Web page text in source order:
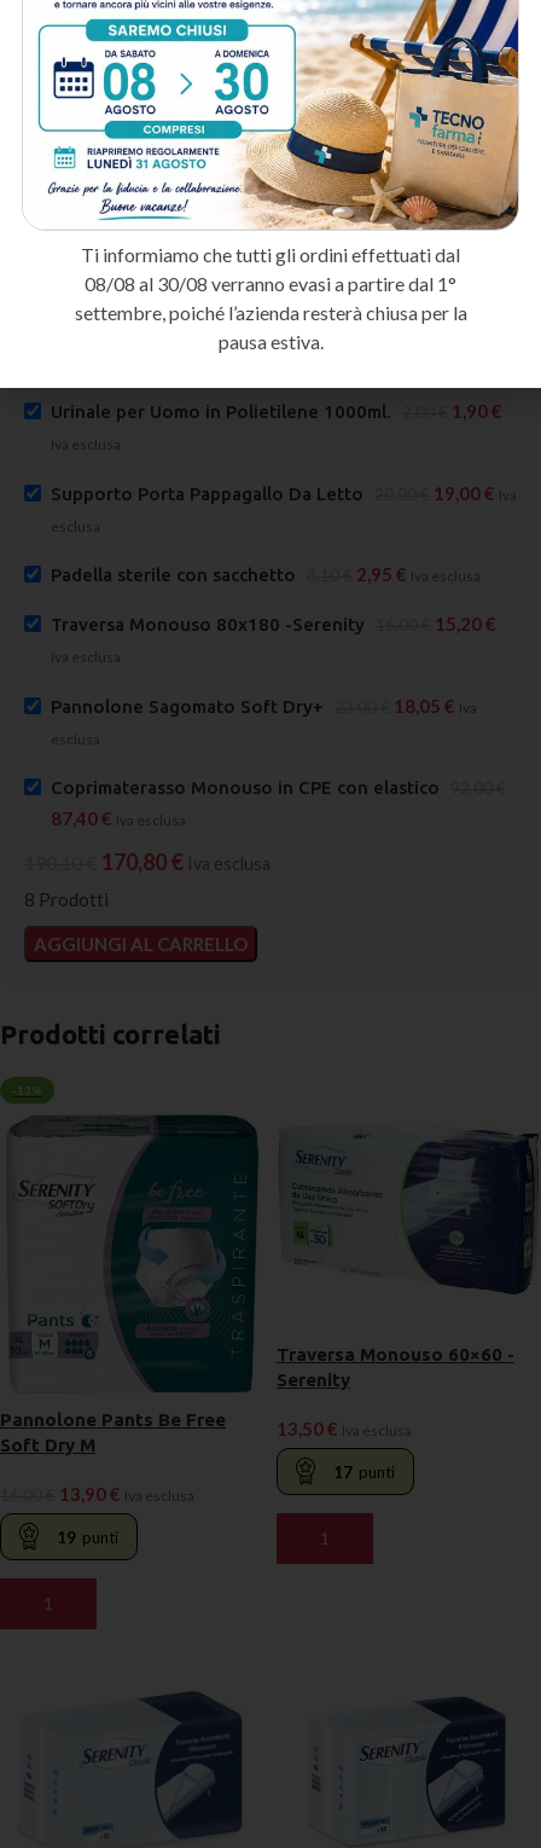
punti 19 punti
Pannolone a Mutandina Slip Pull Up XL 20,00€ 13,00
Iva esclusa
Traversa Monouso 60x90 -Serenity 13,30
Urinale per Uomo in Polietilene 1000ml. 1,90€
Iva esclusa
Supporto Porta Pappagallo Da Letto 19,00€ Iva
esclusa
Padella sterile con sacchetto 2,95 € Iva esclusa
Traversa Monouso 80x180 -Serenity 15,20€
Iva esclusa
Pannolone Sagomato Soft Dry+ 18,05 € Iva
esclusa
Coprimaterasso Monouso in CPE con elastico
87,40€ Iva esclusa
170,80€ Iva esclusa
8 Prodotti
AGGIUNGI AL CARRELLO
Prodotti correlati
-13%
Pannolone Pants Be Free
Soft Dry M
13,90€ Iva esclusa
19 punti
AGGIUNGI AL CARRELLO
Traversa Monouso 60×60 -
Serenity
13,50€ Iva esclusa
17 punti
AGGIUNGI AL CARRELLO
Ti informiamo che tutti gli ordini effettuati dal
08/08 al 30/08 verranno evasi a partire dal 1°
settembre, poiché l’azienda resterà chiusa per la
pausa estiva.